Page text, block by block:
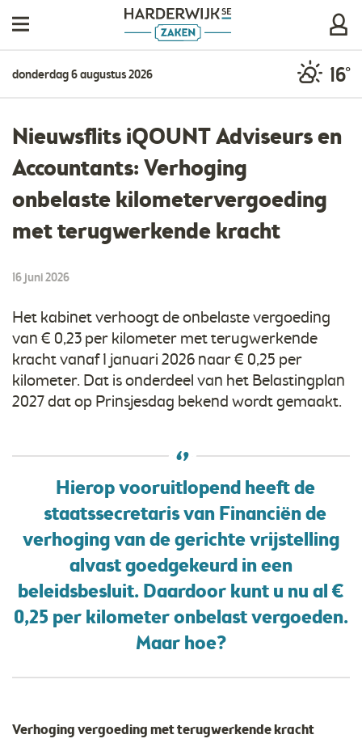
donderdag 6 augustus 2026 16°
Nieuwsflits iQOUNT Adviseurs en
Accountants: Verhoging
onbelaste kilometervergoeding
met terugwerkende kracht
16 juni 2026
Het kabinet verhoogt de onbelaste vergoeding
van € 0,23 per kilometer met terugwerkende
kracht vanaf 1 januari 2026 naar € 0,25 per
kilometer. Dat is onderdeel van het Belastingplan
2027 dat op Prinsjesdag bekend wordt gemaakt.
Hierop vooruitlopend heeft de
staatssecretaris van Financiën de
verhoging van de gerichte vrijstelling
alvast goedgekeurd in een
beleidsbesluit. Daardoor kunt u nu al €
0,25 per kilometer onbelast vergoeden.
Maar hoe?
Verhoging vergoeding met terugwerkende kracht